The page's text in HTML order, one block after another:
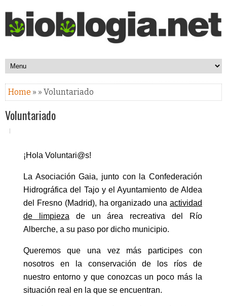
Home » » Voluntariado
Voluntariado
¡Hola Voluntari@s!
La Asociación Gaia, junto con
la Confederación
Hidrográfica del Tajo y el Ayuntamiento de Aldea
del Fresno (Madrid), ha organizado unaactividad
de limpieza de un área recreativa del Río
Alberche, a su paso por dicho municipio.
Queremos que una vez más participes con
nosotros en la conservación de los ríos de
nuestro entorno y que conozcas un poco más la
situación real en la que se encuentran.